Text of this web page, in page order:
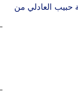
حبيب العادلي من